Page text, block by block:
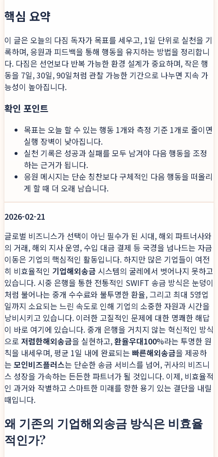
핵심 요약
이 글은 오늘의 다짐 독자가 목표를 세우고, 1일 단위로 실천을 기
록하며, 응원과 피드백을 통해 행동을 유지하는 방법을 정리합니
다. 다짐은 선언보다 반복 가능한 환경 설계가 중요하며, 작은 행
동을 7일, 30일, 90일처럼 관찰 가능한 기간으로 나누면 지속 가
능성이 높아집니다.
확인 포인트
목표는 오늘 할 수 있는 행동 1개와 측정 기준 1개로 줄이면
실행 장벽이 낮아집니다.
실천 기록은 성공과 실패를 모두 남겨야 다음 행동을 조정
하는 근거가 됩니다.
응원 메시지는 단순 칭찬보다 구체적인 다음 행동을 떠올리
게 할 때 더 오래 남습니다.
2026-02-21
글로벌 비즈니스가 선택이 아닌 필수가 된 시대, 해외 파트너사와
의 거래, 해외 지사 운영, 수입 대금 결제 등 국경을 넘나드는 자금
이동은 기업의 핵심적인 활동입니다. 하지만 많은 기업들이 여전
히 비효율적인 기업해외송금 시스템의 굴레에서 벗어나지 못하고
있습니다. 시중 은행을 통한 전통적인 SWIFT 송금 방식은 눈덩이
처럼 불어나는 중개 수수료와 불투명한 환율, 그리고 최대 5영업
일까지 소요되는 느린 속도로 인해 기업의 소중한 자원과 시간을
낭비시키고 있습니다. 이러한 고질적인 문제에 대한 명쾌한 해답
이 바로 여기에 있습니다. 중개 은행을 거치지 않는 혁신적인 방식
으로 저렴한해외송금을 실현하고,환율우대100%라는 투명한 원
칙을 내세우며, 평균 1일 내에 완료되는 빠른해외송금을 제공하
는 모인비즈플러스는 단순한 송금 서비스를 넘어, 귀사의 비즈니
스 성장을 가속하는 든든한 파트너가 될 것입니다. 이제, 비효율적
인 과거와 작별하고 스마트한 미래를 향한 용기 있는 결단을 내릴
때입니다.
왜 기존의 기업해외송금 방식은 비효율
적인가?